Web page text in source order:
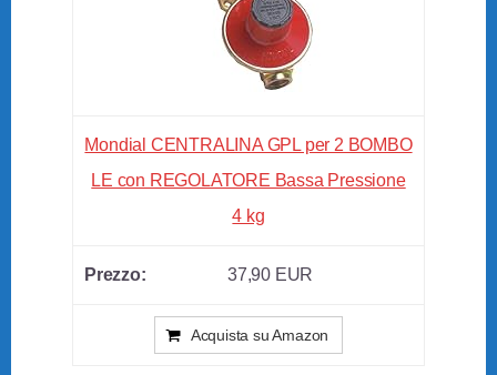
Mondial CENTRALINA GPL per 2 BOMBO
LE con REGOLATORE Bassa Pressione
4 kg
37,90 EUR
Acquista su Amazon